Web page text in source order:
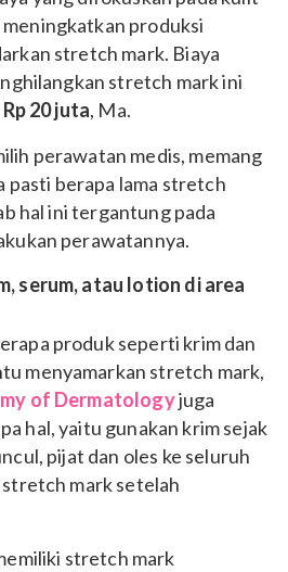
produksi
stretch mark. Biaya
stretch mark ini
20 juta, Ma.
perawatan medis, memang
pasti berapa lama stretch
hal ini tergantung pada
perawatannya.
serum, atau lotion di area
produk seperti krim dan
menyamarkan stretch mark,
of Dermatologyjuga
hal, yaitu gunakan krim sejak
pijat dan oles ke seluruh
mark setelah
stretch mark